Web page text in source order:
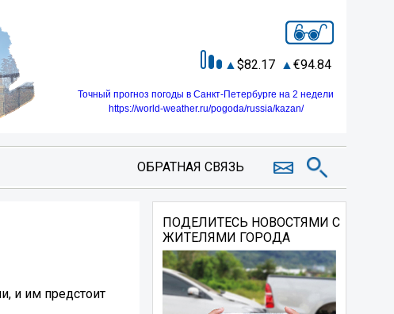
82.17 94.84
Точный прогноз погоды в Санкт-Петербурге на 2 недели
https://world-weather.ru/pogoda/russia/kazan/
ОБРАТНАЯ СВЯЗЬ
и им предстоит
ПОДЕЛИТЕСЬ НОВОСТЯМИ С
ЖИТЕЛЯМИ ГОРОДА